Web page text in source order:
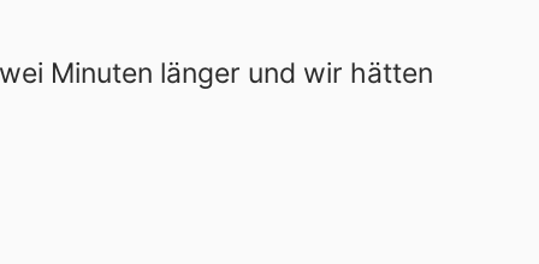
Minuten länger und wir hätten